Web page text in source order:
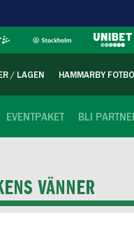
/ LAGEN HAMMARBY
EVENTPAKET BLI
VÄNNER